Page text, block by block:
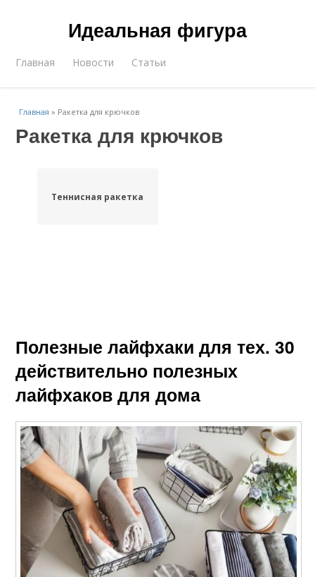
Идеальная фигура
Главная Новости Статьи
Главная » Ракетка для крючков
Ракетка для крючков
Теннисная ракетка
Полезные лайфхаки для тех. 30
действительно полезных
лайфхаков для дома